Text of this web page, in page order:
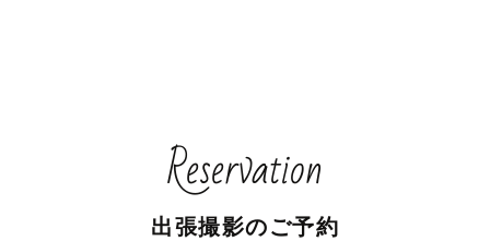
Reservation
出張撮影のご予約